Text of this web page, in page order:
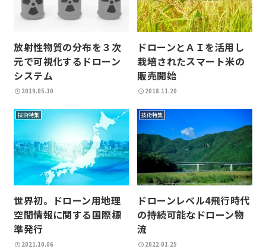
放射性物質の分布を３次
元で可視化するドローン
システム
2019.05.10
ドローンとＡＩを活用し
栽培されたスマート米の
販売開始
2018.11.20
技術特集
世界初。ドローン用地理
空間情報に関する国際標
準発行
2021.10.06
技術特集
ドローンレベル4飛行時代
の持続可能なドローン物
流
2022.01.25